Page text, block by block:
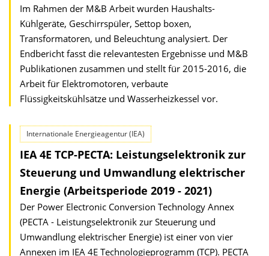
Im Rahmen der M&B Arbeit wurden Haushalts-
Kühlgeräte, Geschirrspüler, Settop boxen,
Transformatoren, und Beleuchtung analysiert. Der
Endbericht fasst die relevantesten Ergebnisse und M&B
Publikationen zusammen und stellt für 2015-2016, die
Arbeit für Elektromotoren, verbaute
Flüssigkeitskühlsätze und Wasserheizkessel vor.
Internationale Energieagentur (IEA)
IEA 4E TCP-PECTA: Leistungselektronik zur
Steuerung und Umwandlung elektrischer
Energie (Arbeitsperiode 2019 - 2021)
Der Power Electronic Conversion Technology Annex
(PECTA - Leistungselektronik zur Steuerung und
Umwandlung elektrischer Energie) ist einer von vier
Annexen im IEA 4E Technologieprogramm (TCP). PECTA